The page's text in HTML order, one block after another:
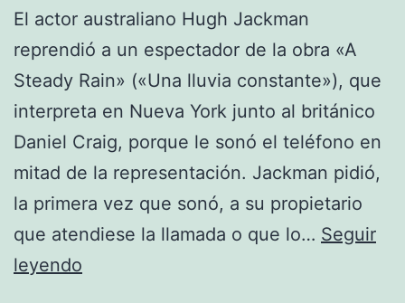
El actor australiano Hugh Jackman
reprendió a un espectador de la obra «A
Steady Rain» («Una lluvia constante»), que
interpreta en Nueva York junto al británico
Daniel Craig, porque le sonó el teléfono en
mitad de la representación. Jackman pidió,
la primera vez que sonó, a su propietario
que atendiese la llamada o que lo… Seguir
leyendo